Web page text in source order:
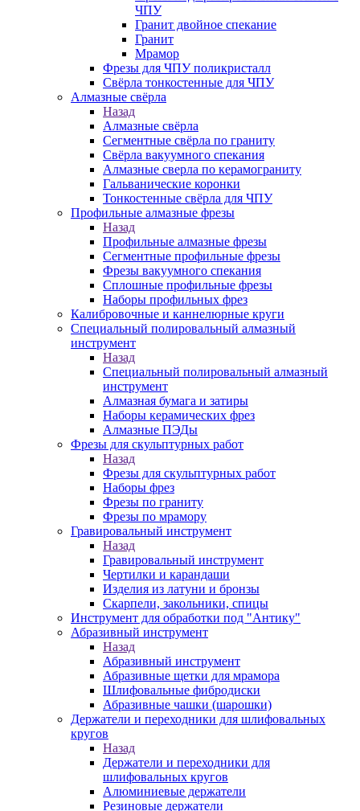
ЧПУ
Гранит двойное спекание
Гранит
Мрамор
Фрезы для ЧПУ поликристалл
Свёрла тонкостенные для ЧПУ
Алмазные свёрла
Назад
Алмазные свёрла
Сегментные свёрла по граниту
Свёрла вакуумного спекания
Алмазные сверла по керамограниту
Гальванические коронки
Тонкостенные свёрла для ЧПУ
Профильные алмазные фрезы
Назад
Профильные алмазные фрезы
Сегментные профильные фрезы
Фрезы вакуумного спекания
Сплошные профильные фрезы
Наборы профильных фрез
Калибровочные и каннелюрные круги
Специальный полировальный алмазный
инструмент
Назад
Специальный полировальный алмазный
инструмент
Алмазная бумага и затиры
Наборы керамических фрез
Алмазные ПЭДы
Фрезы для скульптурных работ
Назад
Фрезы для скульптурных работ
Наборы фрез
Фрезы по граниту
Фрезы по мрамору
Гравировальный инструмент
Назад
Гравировальный инструмент
Чертилки и карандаши
Изделия из латуни и бронзы
Скарпели, закольники, спицы
Инструмент для обработки под "Антику"
Абразивный инструмент
Назад
Абразивный инструмент
Абразивные щетки для мрамора
Шлифовальные фибродиски
Абразивные чашки (шарошки)
Держатели и переходники для шлифовальных
кругов
Назад
Держатели и переходники для
шлифовальных кругов
Алюминиевые держатели
Резиновые держатели